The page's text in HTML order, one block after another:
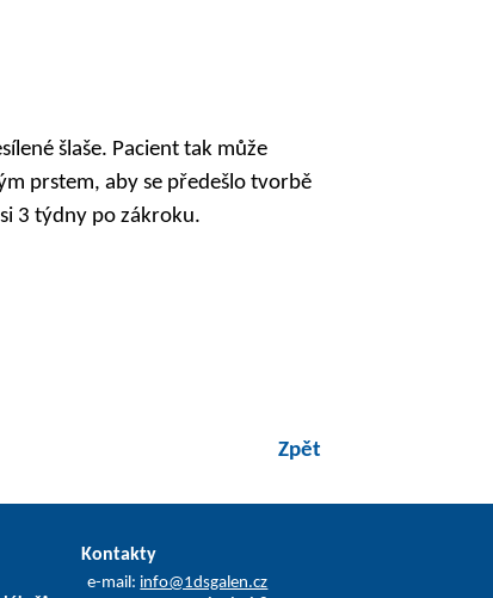
šlaše. Pacient tak může
prstem, aby se předešlo tvorbě
3 týdny po zákroku.
Zpět
Kontakty
e-mail: info@1dsgalen.cz